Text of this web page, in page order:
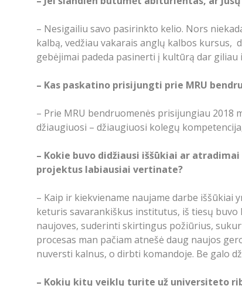
– Nesigailiu savo pasirinkto kelio. Nors
kalbą, vedžiau vakarais anglų kalbos
gebėjimai padeda pasinerti į kultūrą dar
– Kas paskatino prisijungti prie MRU
– Prie MRU bendruomenės prisijungiau 2018
džiaugiuosi – džiaugiuosi kolegų
– Kokie buvo didžiausi iššūkiai ar
projektus labiausiai vertinate?
– Kaip ir kiekviename naujame darbe
keturis savarankiškus institutus, iš tiesų
naujoves, suderinti skirtingus požiūrius,
procesas man pačiam atnešė daug naujos
nuversti kalnus, o dirbti komandoje. Be galo
– Kokių kitų veiklų turite už universiteto